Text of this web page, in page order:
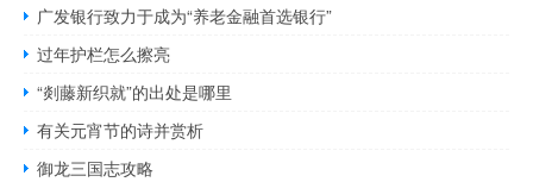
广发银行致力于成为“养老金融首选银行”
过年护栏怎么擦亮
“剡藤新织就”的出处是哪里
有关元宵节的诗并赏析
御龙三国志攻略